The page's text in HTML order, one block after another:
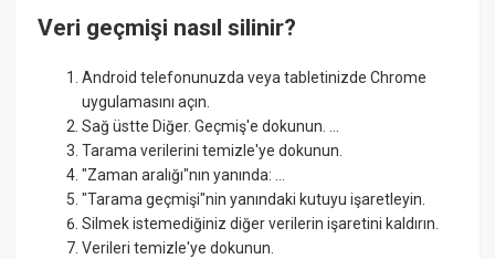
Veri geçmişi nasıl silinir?
Android telefonunuzda veya tabletinizde Chrome
uygulamasını açın.
Sağ üstte Diğer. Geçmiş'e dokunun. ...
Tarama verilerini temizle'ye dokunun.
"Zaman aralığı"nın yanında: ...
"Tarama geçmişi"nin yanındaki kutuyu işaretleyin.
Silmek istemediğiniz diğer verilerin işaretini kaldırın.
Verileri temizle'ye dokunun.